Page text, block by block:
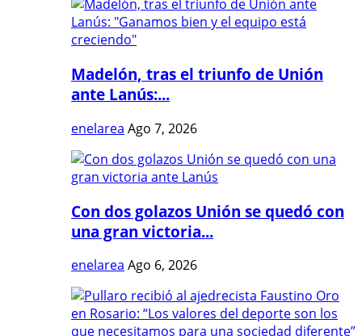
Madelón, tras el triunfo de Unión
ante Lanús:...
enelarea Ago 7, 2026
Con dos golazos Unión se quedó con
una gran victoria...
enelarea Ago 6, 2026